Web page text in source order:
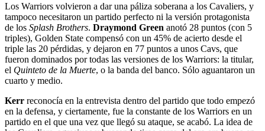
Los Warriors volvieron a dar una páliza soberana a los Cavaliers, y
tampoco necesitaron un partido perfecto ni la versión protagonista
de los Splash Brothers. Draymond Green anotó 28 puntos (con 5
triples), Golden State compensó con un 45% de acierto desde el
triple las 20 pérdidas, y dejaron en 77 puntos a unos Cavs, que
fueron dominados por todas las versiones de los Warriors: la titular,
el Quinteto de la Muerte, o la banda del banco. Sólo aguantaron un
cuarto y medio.
Kerr reconocía en la entrevista dentro del partido que todo empezó
en la defensa, y ciertamente, fue la constante de los Warriors en un
partido en el que una vez que llegó su ataque, se acabó. La idea de